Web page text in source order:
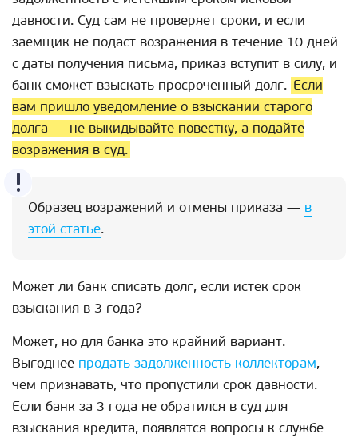
давности. Суд сам не проверяет сроки, и если
заемщик не подаст возражения в течение 10 дней
с даты получения письма, приказ вступит в силу, и
банк сможет взыскать просроченный долг. Если
вам пришло уведомление о взыскании старого
долга — не выкидывайте повестку, а подайте
возражения в суд.
Образец возражений и отмены приказа — в
этой статье.
Может ли банк списать долг, если истек срок
взыскания в 3 года?
Может, но для банка это крайний вариант.
Выгоднее продать задолженность коллекторам,
чем признавать, что пропустили срок давности.
Если банк за 3 года не обратился в суд для
взыскания кредита, появлятся вопросы к службе